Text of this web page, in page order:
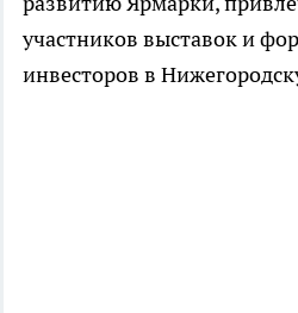
участников выставок и
инвесторов в